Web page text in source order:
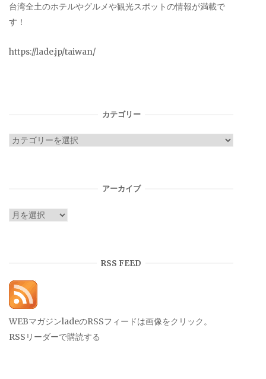
台湾全土のホテルやグルメや観光スポットの情報が満載で
す！
https://lade.jp/taiwan/
カテゴリー
カ
アーカイブ
ア
RSS FEED
WEBマガジンladeのRSSフィードは画像をクリック。
RSSリーダーで購読する